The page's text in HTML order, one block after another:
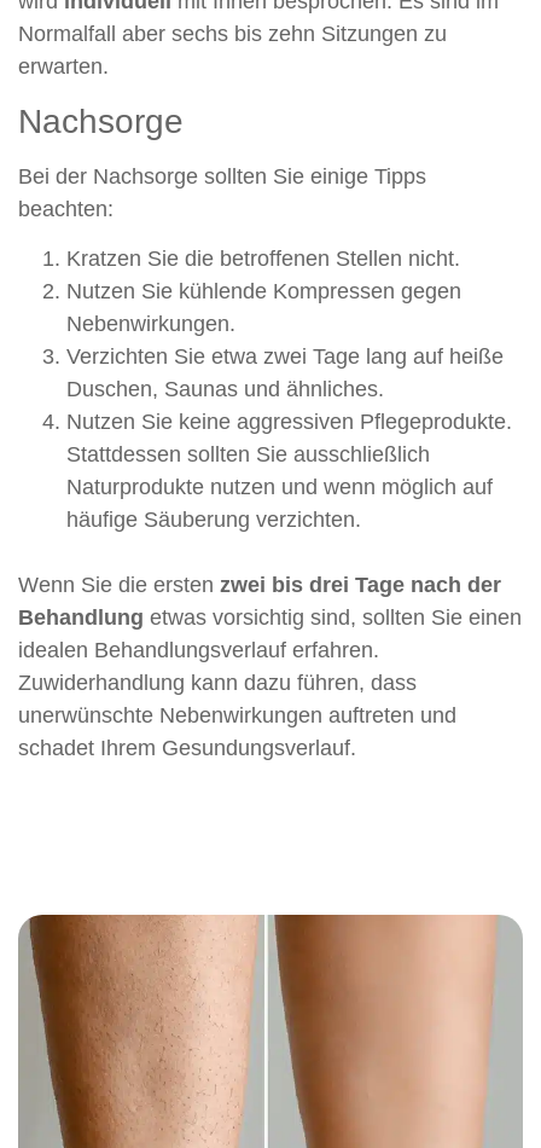
Normalfall aber sechs bis zehn Sitzungen zu
erwarten.
Nachsorge
Bei der Nachsorge sollten Sie einige Tipps
beachten:
Kratzen Sie die betroffenen Stellen nicht.
Nutzen Sie kühlende Kompressen gegen
Nebenwirkungen.
Verzichten Sie etwa zwei Tage lang auf heiße
Duschen, Saunas und ähnliches.
Nutzen Sie keine aggressiven Pflegeprodukte.
Stattdessen sollten Sie ausschließlich
Naturprodukte nutzen und wenn möglich auf
häufige Säuberung verzichten.
Wenn Sie die ersten zwei bis drei Tage nach der
Behandlung etwas vorsichtig sind, sollten Sie einen
idealen Behandlungsverlauf erfahren.
Zuwiderhandlung kann dazu führen, dass
unerwünschte Nebenwirkungen auftreten und
schadet Ihrem Gesundungsverlauf.